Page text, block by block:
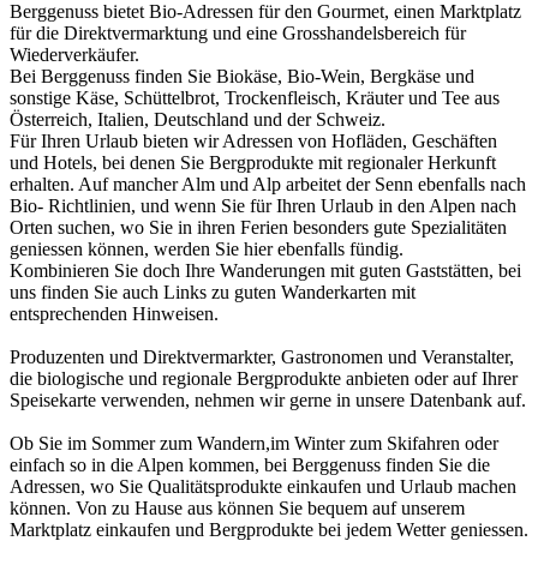
Berggenuss bietet Bio-Adressen für den Gourmet, einen Marktplatz
für die Direktvermarktung und eine Grosshandelsbereich für
Wiederverkäufer.
Bei Berggenuss finden Sie Biokäse, Bio-Wein, Bergkäse und
sonstige Käse, Schüttelbrot, Trockenfleisch, Kräuter und Tee aus
Österreich, Italien, Deutschland und der Schweiz.
Für Ihren Urlaub bieten wir Adressen von Hofläden, Geschäften
und Hotels, bei denen Sie Bergprodukte mit regionaler Herkunft
erhalten. Auf mancher Alm und Alp arbeitet der Senn ebenfalls nach
Bio- Richtlinien, und wenn Sie für Ihren Urlaub in den Alpen nach
Orten suchen, wo Sie in ihren Ferien besonders gute Spezialitäten
geniessen können, werden Sie hier ebenfalls fündig.
Kombinieren Sie doch Ihre Wanderungen mit guten Gaststätten, bei
uns finden Sie auch Links zu guten Wanderkarten mit
entsprechenden Hinweisen.
Produzenten und Direktvermarkter, Gastronomen und Veranstalter,
die biologische und regionale Bergprodukte anbieten oder auf Ihrer
Speisekarte verwenden, nehmen wir gerne in unsere Datenbank auf.
Ob Sie im Sommer zum Wandern,im Winter zum Skifahren oder
einfach so in die Alpen kommen, bei Berggenuss finden Sie die
Adressen, wo Sie Qualitätsprodukte einkaufen und Urlaub machen
können. Von zu Hause aus können Sie bequem auf unserem
Marktplatz einkaufen und Bergprodukte bei jedem Wetter geniessen.